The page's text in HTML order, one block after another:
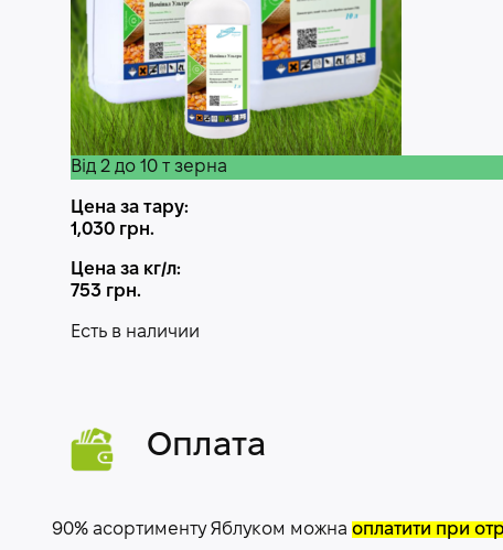
Від 2 до 10 т зерна
Цена за тару:
1,030 грн.
Цена за кг/л:
753 грн.
Есть в наличии
Оплата
90% асортименту Яблуком можна оплатити при